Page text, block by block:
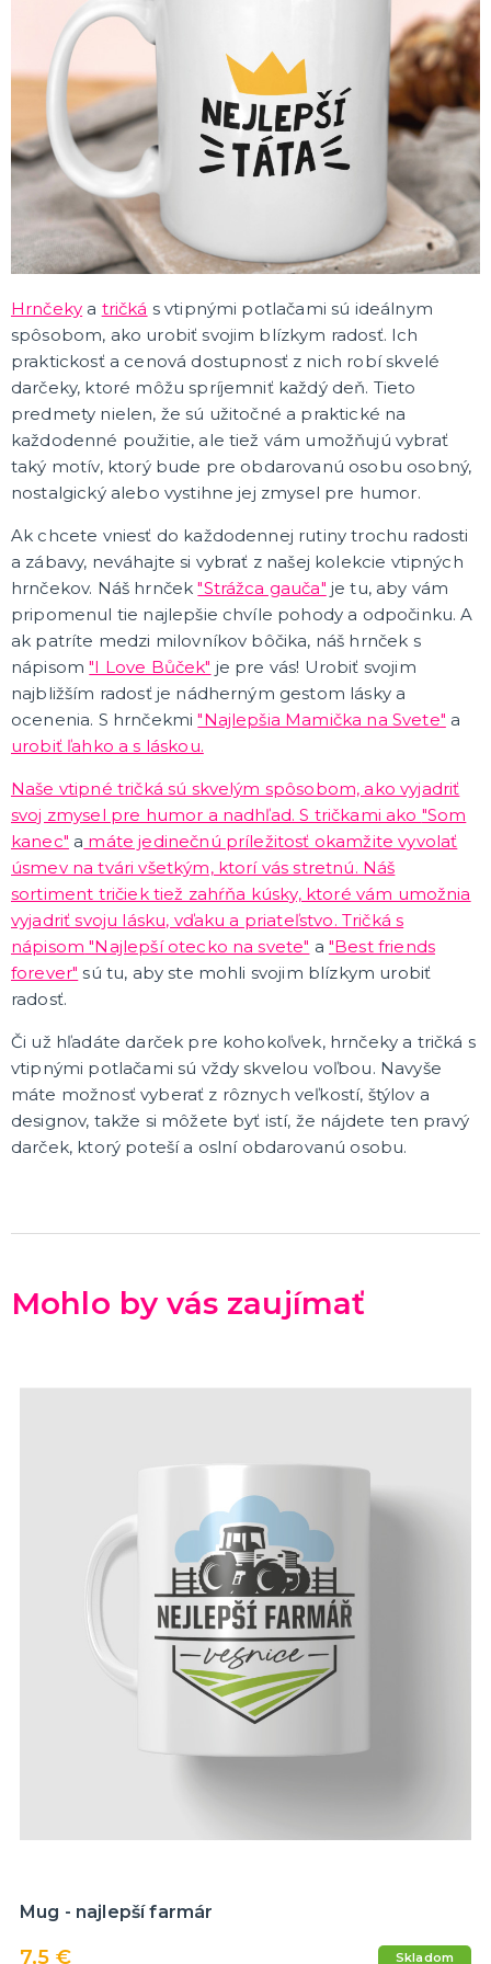
KARNEVALOVÉ DOPLNKY
Korzety
Doplnky podľa udalosti
Doplnky podľa témy
Parochne
Kontaktné šošovky a riasy
Make-up
Masky a škrabošky na tvár
Pančuchy
Korunky a čelenky
Klobúky
Krídla
Párty okuliare
Boa
Rukavice
Motýliky, kravaty, traky
Putá
Paličky a žezlá
Plášte
Šperky
Šatky
Sady doplnkov ku kostýmom
Sukienky
Nosy, fúzy a fúzy
Zbrane, brnenia a helmy
Erotické doplnky
Ostatné karnevalové doplnky
ĎALŠIE KATEGÓRIE
BALÓNIKY A HÉLIUM
Balóniky
Licencované balóniky z rozprávok a filmov
Hélium do balónikov
Príslušenstvo pre balóniky
ĎALŠIE KATEGÓRIE
DEKORÁCIA, VÝZDOBA A STOLOVANIE
Výzdoba a dekorácia v priestore
Stolovanie a dekorácia
EKO produkty
Drevené produkty
Ostatné dekorácie
ĎALŠIE KATEGÓRIE
PÁRTY DOPLNKY
Konfety a serpentíny
Frkačky
Párty čiapočky a čelenky
Šerpy
Pozvánky
Bublifuky
Lightsticky
Fotokútik - rekvizity
Nažehlovačky
ĎALŠIE KATEGÓRIE
SVADBA A ROZLÚČKA SO SLOBODOU
Svadba
Rozlúčka so slobodou
DARČEKY, BALENIE
Balenie darčekov
ČO EŠTE U NÁS NÁJDETE
Nažehlovačky
Žartovné predmety
Spoločenské, stolné hry
Nafukovačky
Kúzelnícke triky
Vtipné ceduľky a toaleťáky
ĎALŠIE KATEGÓRIE
🎈 PÁRTY A OSLAVY PODĽA VÁS!
Detská párty
Maturitné plesy
Plesová sezóna 2025
Baby shower, narodenie bábätka
Narodeninové jubileá
Narodeninová oslava
Výročie svadby
Tematické detské párty
Tematické párty pre dospelých
Párty a oslavy podľa farieb
ĎALŠIE KATEGÓRIE
Hrnčeky a tričká s vtipnými potlačami sú ideálnym
spôsobom, ako urobiť svojim blízkym radosť. Ich
praktickosť a cenová dostupnosť z nich robí skvelé
darčeky, ktoré môžu spríjemniť každý deň. Tieto
predmety nielen, že sú užitočné a praktické na
každodenné použitie, ale tiež vám umožňujú vybrať
taký motív, ktorý bude pre obdarovanú osobu osobný,
nostalgický alebo vystihne jej zmysel pre humor.
Ak chcete vniesť do každodennej rutiny trochu radosti
a zábavy, neváhajte si vybrať z našej kolekcie vtipných
hrnčekov. Náš hrnček"Strážca gauča" je tu, aby vám
pripomenul tie najlepšie chvíle pohody a odpočinku. A
ak patríte medzi milovníkov bôčika, náš hrnček s
nápisom"I Love Bůček" je pre vás! Urobiť svojim
najbližším radosť je nádherným gestom lásky a
ocenenia. S hrnčekmi"Najlepšia Mamička na Svete" a
urobiť ľahko a s láskou.
Naše vtipné tričká sú skvelým spôsobom, ako vyjadriť
svoj zmysel pre humor a nadhľad. S tričkami ako "Som
kanec" a máte jedinečnú príležitosť okamžite vyvolať
úsmev na tvári všetkým, ktorí vás stretnú. Náš
sortiment tričiek tiež zahŕňa kúsky, ktoré vám umožnia
vyjadriť svoju lásku, vďaku a priateľstvo. Tričká s
nápisom "Najlepší otecko na svete" a "Best friends
forever" sú tu, aby ste mohli svojim blízkym urobiť
radosť.
Či už hľadáte darček pre kohokoľvek, hrnčeky a tričká s
vtipnými potlačami sú vždy skvelou voľbou. Navyše
máte možnosť vyberať z rôznych veľkostí, štýlov a
designov, takže si môžete byť istí, že nájdete ten pravý
darček, ktorý poteší a oslní obdarovanú osobu.
Mohlo by vás zaujímať
Mug - najlepší farmár
7,5 € Skladom